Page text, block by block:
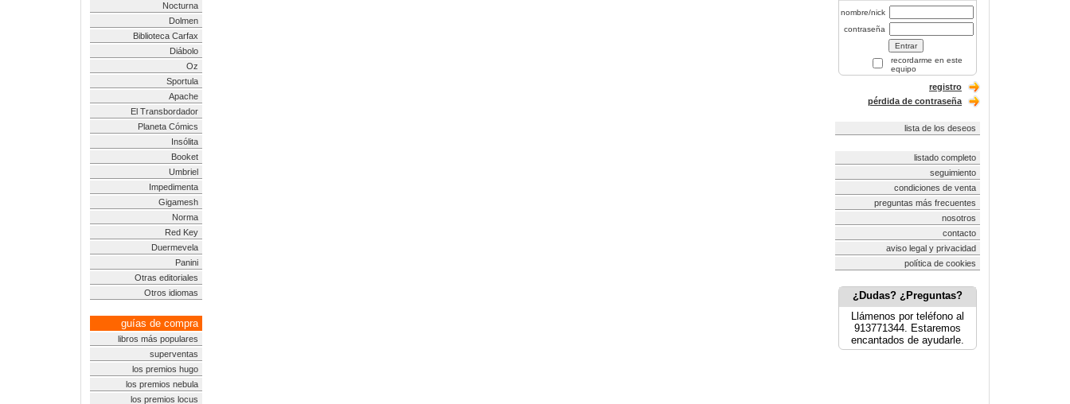
Nocturna
Dolmen
Biblioteca Carfax
Diábolo
Oz
Sportula
Apache
El Transbordador
Planeta Cómics
Insólita
Booket
Umbriel
Impedimenta
Gigamesh
Norma
Red Key
Duermevela
Panini
Otras editoriales
Otros idiomas
guías de compra
libros más populares
superventas
los premios hugo
los premios nebula
los premios locus
nombre/nick
contraseña
recordarme en este
equipo
registro
pérdida de contraseña
lista de los deseos
listado completo
seguimiento
condiciones de venta
preguntas más frecuentes
nosotros
contacto
aviso legal y privacidad
política de cookies
¿Dudas? ¿Preguntas?
Llámenos por teléfono al
913771344. Estaremos
encantados de ayudarle.